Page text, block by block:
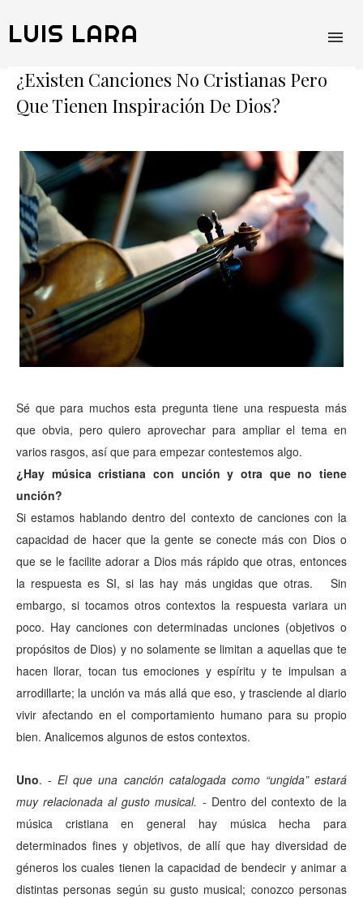
LUIS LARA
¿Existen Canciones No Cristianas Pero
Que Tienen Inspiración De Dios?
Sé que para muchos esta pregunta tiene una respuesta más
que obvia, pero quiero aprovechar para ampliar el tema en
varios rasgos, así que para empezar contestemos algo.
¿Hay música cristiana con unción y otra que no tiene
unción?
Si estamos hablando dentro del contexto de canciones con la
capacidad de hacer que la gente se conecte más con Dios o
que se le facilite adorar a Dios más rápido que otras, entonces
la respuesta es SI, si las hay más ungidas que otras. Sin
embargo, si tocamos otros contextos la respuesta variara un
poco. Hay canciones con determinadas unciones (objetivos o
propósitos de Dios) y no solamente se limitan a aquellas que te
hacen llorar, tocan tus emociones y espíritu y te impulsan a
arrodillarte; la unción va más allá que eso, y trasciende al diario
vivir afectando en el comportamiento humano para su propio
bien. Analicemos algunos de estos contextos.
Uno. -El que una canción catalogada como “ungida” estará
muy relacionada al gusto musical. - Dentro del contexto de la
música cristiana en general hay música hecha para
determinados fines y objetivos, de allí que hay diversidad de
géneros los cuales tienen la capacidad de bendecir y animar a
distintas personas según su gusto musical; conozco personas